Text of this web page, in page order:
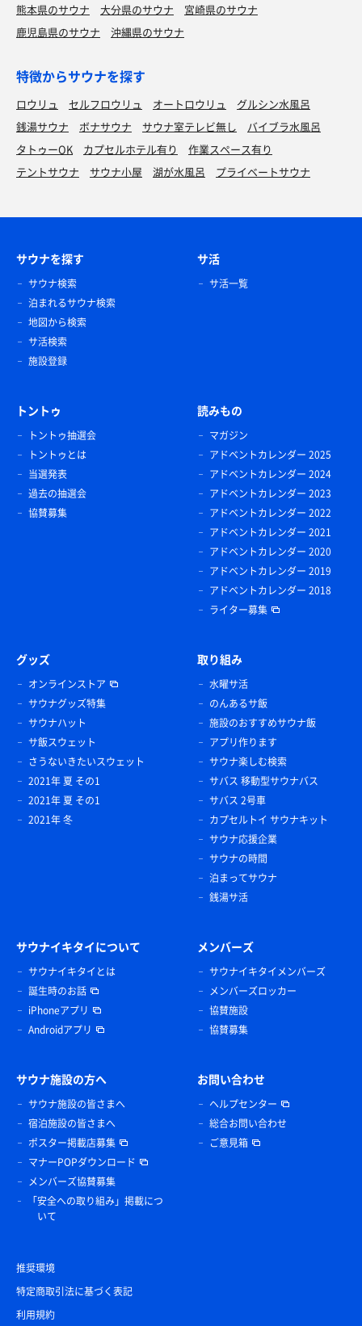
熊本県のサウナ
大分県のサウナ
宮崎県のサウナ
鹿児島県のサウナ
沖縄県のサウナ
特徴からサウナを探す
ロウリュ セルフロウリュ オートロウリュ
グルシン水風呂
銭湯サウナ
ボナサウナ サウナ室テレビ無し
バイブラ水風呂
タトゥーOK
カプセルホテル有り
作業スペース有り
テントサウナ
サウナ小屋 湖が水風呂 プライベートサウナ
サウナを探す
サウナ検索
泊まれるサウナ検索
地図から検索
サ活検索
施設登録
サ活
サ活一覧
トントゥ
トントゥ抽選会
トントゥとは
当選発表
過去の抽選会
協賛募集
読みもの
マガジン
アドベントカレンダー 2025
アドベントカレンダー 2024
アドベントカレンダー 2023
アドベントカレンダー 2022
アドベントカレンダー 2021
アドベントカレンダー 2020
アドベントカレンダー 2019
アドベントカレンダー 2018
ライター募集
グッズ
オンラインストア
サウナグッズ特集
サウナハット
サ飯スウェット
さうないきたいスウェット
2021年 夏 その1
2021年 夏 その1
2021年 冬
取り組み
水曜サ活
のんあるサ飯
施設のおすすめサウナ飯
アプリ作ります
サウナ楽しむ検索
サバス 移動型サウナバス
サバス 2号車
カプセルトイ サウナキット
サウナ応援企業
サウナの時間
泊まってサウナ
銭湯サ活
サウナイキタイについて
サウナイキタイとは
誕生時のお話
iPhoneアプリ
Androidアプリ
メンバーズ
サウナイキタイメンバーズ
メンバーズロッカー
協賛施設
協賛募集
サウナ施設の方へ
サウナ施設の皆さまへ
宿泊施設の皆さまへ
ポスター掲載店募集
マナーPOPダウンロード
メンバーズ協賛募集
「安全への取り組み」掲載につ
いて
お問い合わせ
ヘルプセンター
総合お問い合わせ
ご意見箱
推奨環境
特定商取引法に基づく表記
利用規約